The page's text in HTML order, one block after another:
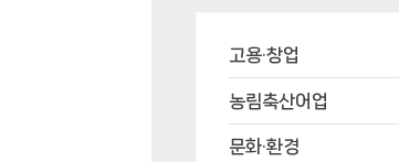
고용·창업
농림축산어업
문화·환경